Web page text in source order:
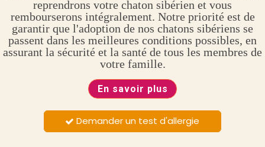
reprendrons votre chaton sibérien et vous
rembourserons intégralement. Notre priorité est de
garantir que l'adoption de nos chatons sibériens se
passent dans les meilleures conditions possibles, en
assurant la sécurité et la santé de tous les membres de
votre famille.
En savoir plus
 Demander un test d'allergie